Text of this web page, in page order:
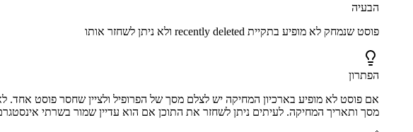
הבעיה
פוסט שנמחק לא מופיע בתקיית recently deleted ולא ניתן לשחזר אותו
הפתרון
אם פוסט לא מופיע בארכיון המחיקה יש לצלם מסך של הפרופיל ולציין שחסר פוסט אחד.
מסך ותאריך המחיקה. לעיתים ניתן לשחזר את התוכן אם הוא עדיין שמור בשרתי